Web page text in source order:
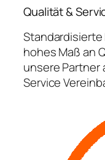
Qualität &
hohes Maß an
unsere Partner
Service